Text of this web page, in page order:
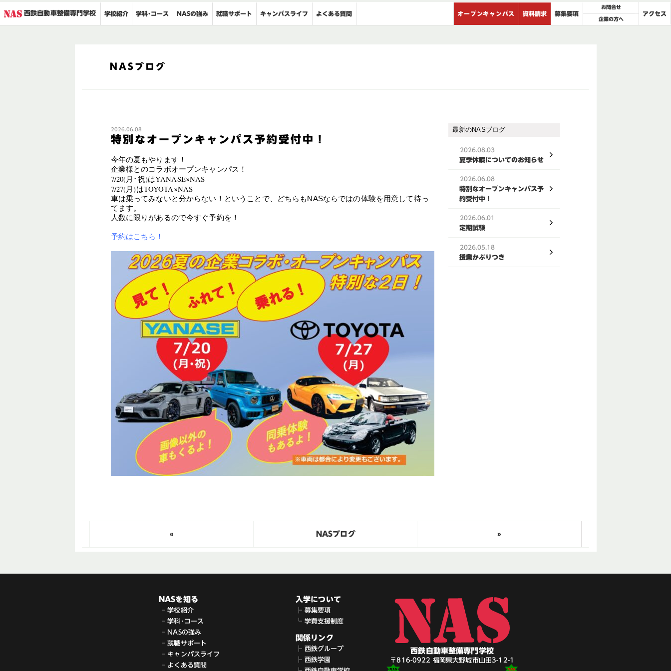
西鉄自動車整備専門学校 学校紹介 学科･コース NASの強み 就職サポート キャンパスライフ よくある質問 オープンキャンパス 資料請求 募集要項
お問合せ
企業の方へ
アクセス
NASブログ
2026.06.08
特別なオープンキャンパス予約受付中！
今年の夏もやります！
企業様とのコラボオープンキャンパス！
7/20(月･祝)はYANASE×NAS
7/27(月)はTOYOTA×NAS
車は乗ってみないと分からない！ということで、どちらもNASならではの体験を用意して待っ
てます。
人数に限りがあるので今すぐ予約を！
予約はこちら！
最新のNASブログ
2026.08.03
夏季休暇についてのお知らせ
2026.06.08
特別なオープンキャンパス予
約受付中！
2026.06.01
定期試験
2026.05.18
授業かぶりつき
« NASブログ »
NASを知る
├ 学校紹介
├ 学科･コース
├ NASの強み
├ 就職サポート
├ キャンパスライフ
└ よくある質問
入学について
├ 募集要項
└ 学費支援制度
関係リンク
├ 西鉄グループ
├ 西鉄学園
西鉄自動車整備専門学校
〒816-0922 福岡県大野城市山田3-12-1